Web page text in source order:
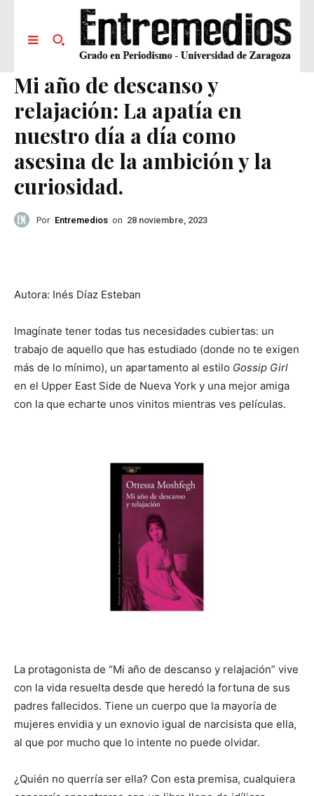
Mi año de descanso y
relajación: La apatía en
nuestro día a día como
asesina de la ambición y la
curiosidad.
Por Entremedios on 28 noviembre, 2023
Autora: Inés Díaz Esteban
Imagínate tener todas tus necesidades cubiertas: un
trabajo de aquello que has estudiado (donde no te exigen
más de lo mínimo), un apartamento al estilo Gossip Girl
en el Upper East Side de Nueva York y una mejor amiga
con la que echarte unos vinitos mientras ves películas.
La protagonista de “Mi año de descanso y relajación” vive
con la vida resuelta desde que heredó la fortuna de sus
padres fallecidos. Tiene un cuerpo que la mayoría de
mujeres envidia y un exnovio igual de narcisista que ella,
al que por mucho que lo intente no puede olvidar.
¿Quién no querría ser ella? Con esta premisa, cualquiera